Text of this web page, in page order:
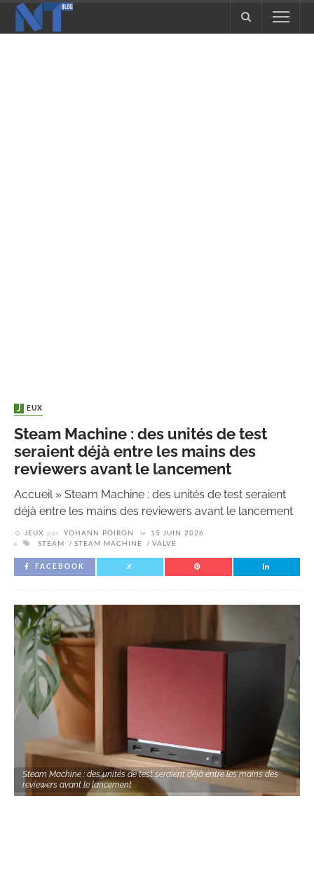
JEUX
Steam Machine : des unités de test
seraient déjà entre les mains des
reviewers avant le lancement
Accueil» Steam Machine : des unités de test seraient
déjà entre les mains des reviewers avant le lancement
JEUX par YOHANN POIRON le
15 JUIN 2026
STEAM
STEAM MACHINE VALVE
FACEBOOK
Steam Machine : des unités de test seraient déjà entre les mains des
reviewers avant le lancement